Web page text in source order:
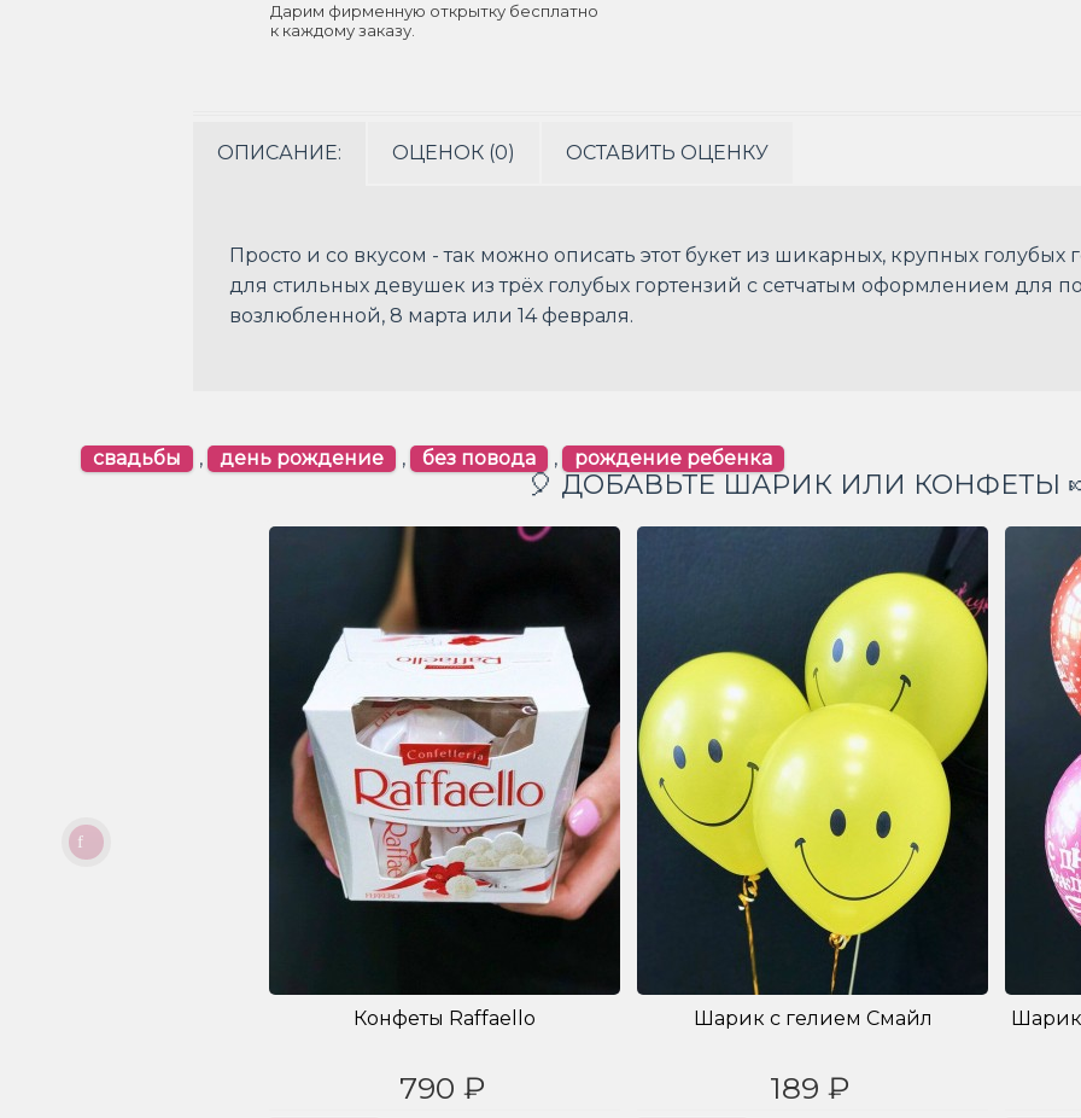
Дарим фирменную открытку бесплатно
к каждому заказу.
ОПИСАНИЕ: ОЦЕНОК (0) ОСТАВИТЬ ОЦЕНКУ
Просто и со вкусом - так можно описать этот букет из шикарных, крупных голубых
для стильных девушек из трёх голубых гортензий с сетчатым оформлением для
возлюбленной, 8 марта или 14 февраля.
свадьбы , день рождение , без повода , рождение ребенка
🎈 ДОБАВЬТЕ ШАРИК ИЛИ КОНФЕТЫ
Конфеты Raffaello
790 ₽
Шарик с гелием Смайл
189 ₽